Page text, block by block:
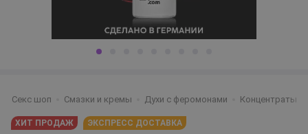
Секс шоп Смазки и кремы Духи с феромонами Концентраты
ХИТ ПРОДАЖ ЭКСПРЕСС ДОСТАВКА